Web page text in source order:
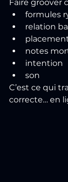
Faire groover
formules
relation
notes
intention
son
C’est ce qui
correcte… en